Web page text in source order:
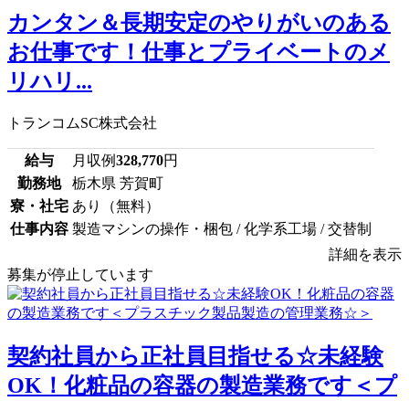
カンタン＆長期安定のやりがいのある
お仕事です！仕事とプライベートのメ
リハリ...
トランコムSC株式会社
給与 月収例328,770円
勤務地
栃木県 芳賀町
寮・社宅 あり（無料）
仕事内容 製造マシンの操作・梱包 / 化学系工場 / 交替制
詳細を表示
募集が停止しています
契約社員から正社員目指せる☆未経験
OK！化粧品の容器の製造業務です＜プ